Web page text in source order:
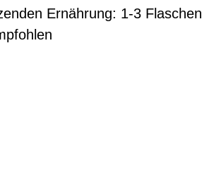
Ernährung: 1-3 Flaschen